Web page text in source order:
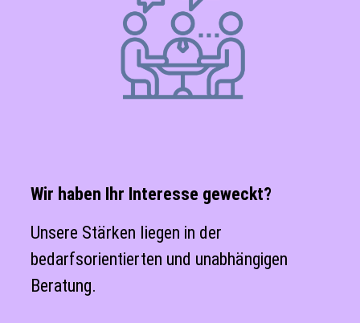
Wir haben Ihr Interesse geweckt?
Unsere Stärken liegen in der
bedarfsorientierten und unabhängigen
Beratung.